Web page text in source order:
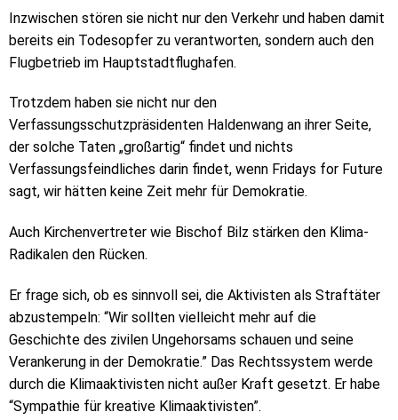
Inzwischen stören sie nicht nur den Verkehr und haben damit
bereits ein Todesopfer zu verantworten, sondern auch den
Flugbetrieb im Hauptstadtflughafen.
Trotzdem haben sie nicht nur den
Verfassungsschutzpräsidenten Haldenwang an ihrer Seite,
der solche Taten „großartig“ findet und nichts
Verfassungsfeindliches darin findet, wenn Fridays for Future
sagt, wir hätten keine Zeit mehr für Demokratie.
Auch Kirchenvertreter wie Bischof Bilz stärken den Klima-
Radikalen den Rücken.
Er frage sich, ob es sinnvoll sei, die Aktivisten als Straftäter
abzustempeln: “Wir sollten vielleicht mehr auf die
Geschichte des zivilen Ungehorsams schauen und seine
Verankerung in der Demokratie.” Das Rechtssystem werde
durch die Klimaaktivisten nicht außer Kraft gesetzt. Er habe
“Sympathie für kreative Klimaaktivisten”.